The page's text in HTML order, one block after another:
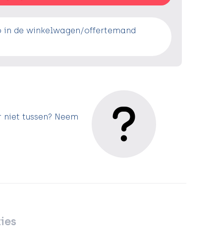
in de winkelwagen/offertemand
tussen? Neem